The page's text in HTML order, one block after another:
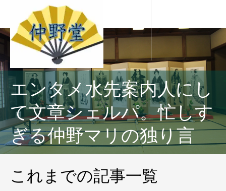
エンタメ水先案内人にし
て文章シェルパ。忙しす
ぎる仲野マリの独り言
これまでの記事一覧